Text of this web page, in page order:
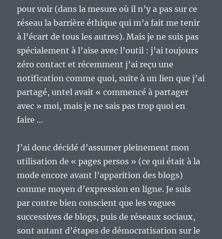
pour voir (dans la mesure où il n’y a pas sur ce
réseau la barrière éthique qui m’a fait me tenir
à l’écart de tous les autres). Mais je ne suis pas
spécialement à l’aise avec l’outil : j’ai toujours
zéro contact et récemment j’ai reçu une
notification comme quoi, suite à un lien que j’ai
partagé, untel avait « commencé à partager
avec » moi, mais je ne sais pas trop quoi en
faire …
J’ai donc décidé d’assumer pleinement mon
utilisation de « pages persos » (ce qui était à la
mode encore avant l’apparition des blogs)
comme moyen d’expression en ligne. Je suis
par contre bien conscient que les vagues
successives de blogs, puis de réseaux sociaux,
sont autant d’étapes de démocratisation sur le